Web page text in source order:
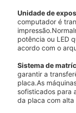
Unidade de
computador é
potência ou LED
acordo com o
Sistema de
garantir a
placa.As
sofisticados para
da placa com alta